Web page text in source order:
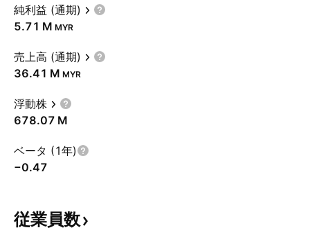
純利益 (通期)
‪5.71 M‬ MYR
売上高 (通期)
‪36.41 M‬ MYR
浮動株
‪678.07 M‬
ベータ (1年)
−0.47
従業員数